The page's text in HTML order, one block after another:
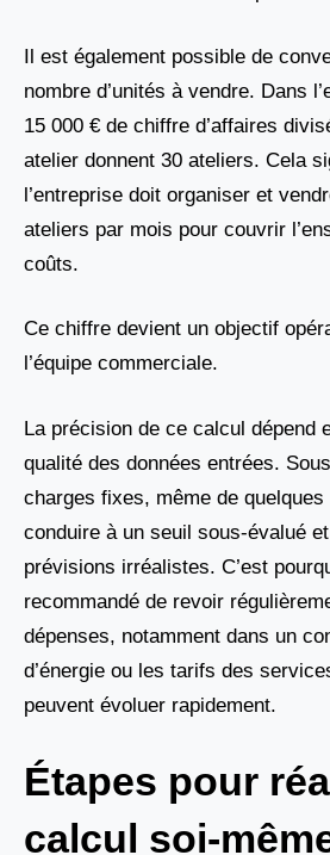
Il est également possible de
nombre d’unités à vendre. Dans
15 000 € de chiffre d’affaires
atelier donnent 30 ateliers. Cela
l’entreprise doit organiser et
ateliers par mois pour couvrir
coûts.
Ce chiffre devient un objectif
l’équipe commerciale.
La précision de ce calcul dépend
qualité des données entrées.
charges fixes, même de
conduire à un seuil sous-évalué
prévisions irréalistes. C’est
recommandé de revoir
dépenses, notamment dans un
d’énergie ou les tarifs des
peuvent évoluer rapidement.
Étapes pour
calcul soi-